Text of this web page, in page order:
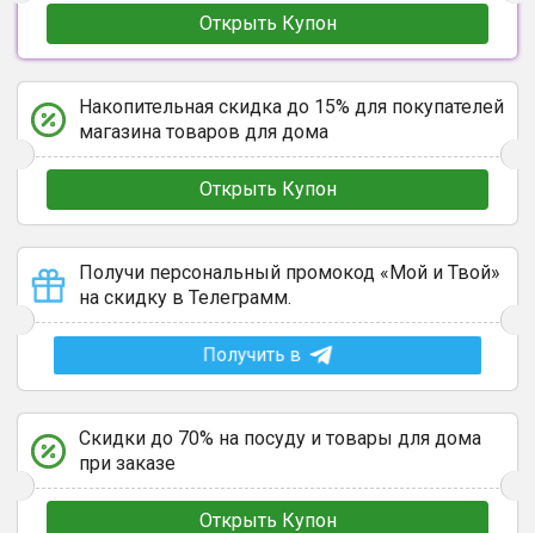
Открыть Купон
Накопительная скидка до 15% для покупателей
магазина товаров для дома
Открыть Купон
Получи персональный промокод «Мой и Твой»
на скидку в Телеграмм.
Получить в
Скидки до 70% на посуду и товары для дома
при заказе
Открыть Купон